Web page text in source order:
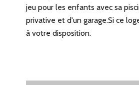
jeu pour les enfants avec sa
privative et d'un garage.Si ce
à votre disposition.